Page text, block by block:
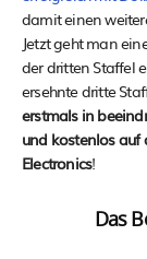
damit einen
Jetzt geht man
der dritten Staffel
ersehnte dritte
erstmals in
und kostenlos auf
Electronics!
Das